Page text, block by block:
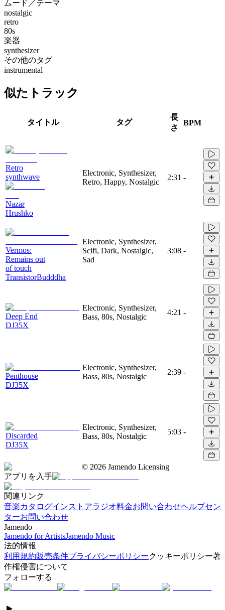
ムード／テーマ
nostalgic
retro
80s
楽器
synthesizer
その他のタグ
instrumental
似たトラック
タイトル タグ
長
さ
BPM
Retro
synthwave
Nazar
Hrushko
Electronic, Synthesizer,
Retro, Happy, Nostalgic
2:31 -
Vermos:
Remains out
of touch
TransistorBudddha
Electronic, Synthesizer,
Scifi, Dark, Nostalgic,
Sad
3:08 -
Deep End
DJ35X
Electronic, Synthesizer,
Bass, 80s, Nostalgic
4:21 -
Penthouse
DJ35X
Electronic, Synthesizer,
Bass, 80s, Nostalgic
2:39 -
Discarded
DJ35X
Electronic, Synthesizer,
Bass, 80s, Nostalgic
5:03 -
© 2026 Jamendo Licensing
アプリを入手
関連リンク
音楽カタログインストアラジオ料金お問い合わせヘルプセン
ターお問い合わせ
Jamendo
Jamendo for ArtistsJamendo Music
法的情報
利用規約販売条件プライバシーポリシークッキーポリシー著
作権侵害について
フォローする